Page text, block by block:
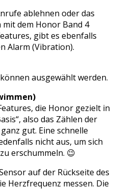
ablehnen oder das
dem Honor Band 4
gibt es ebenfalls
Alarm (Vibration).
ausgewählt werden.
die Honor gezielt in
also das Zählen der
gut. Eine schnelle
nicht aus, um sich
erschummeln. 😉
auf der Rückseite des
Herzfrequenz messen. Die